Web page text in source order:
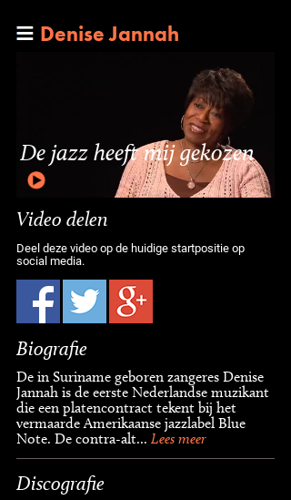
Denise Jannah
De jazz heeft mij gekozen
Video delen
Deel deze video op de huidige startpositie op
social media.
Biografie
De in Suriname geboren zangeres Denise
Jannah is de eerste Nederlandse muzikant
die een platencontract tekent bij het
vermaarde Amerikaanse jazzlabel Blue
Note. De contra-alt... Lees meer
Discografie